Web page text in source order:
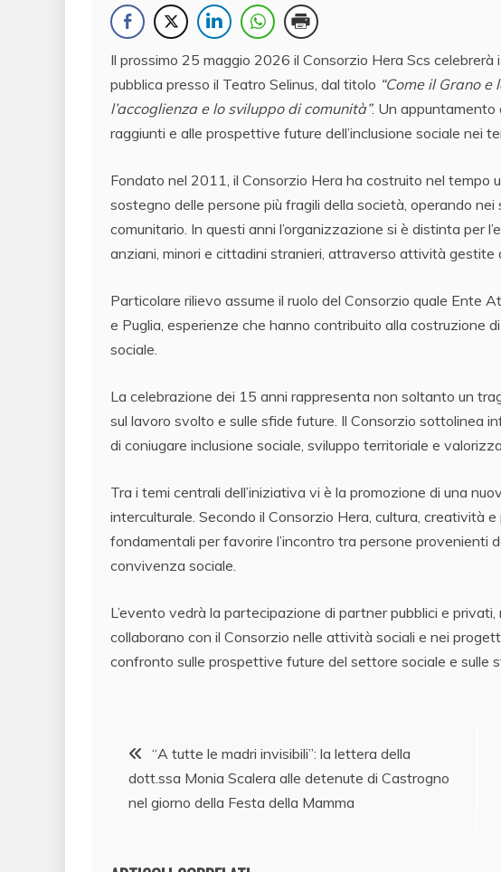
Il prossimo 25 maggio 2026 il Consorzio Hera Scs
pubblica presso il Teatro Selinus, dal titolo “Come il Grano
l’accoglienza e lo sviluppo di comunità”. Un appuntamento
raggiunti e alle prospettive future dell’inclusione sociale nei
Fondato nel 2011, il Consorzio Hera ha costruito nel tempo
sostegno delle persone più fragili della società, operando nei
comunitario. In questi anni l’organizzazione si è distinta per
anziani, minori e cittadini stranieri, attraverso attività
Particolare rilievo assume il ruolo del Consorzio quale Ente
e Puglia, esperienze che hanno contribuito alla costruzione
sociale.
La celebrazione dei 15 anni rappresenta non soltanto un
sul lavoro svolto e sulle sfide future. Il Consorzio sottolinea
di coniugare inclusione sociale, sviluppo territoriale e
Tra i temi centrali dell’iniziativa vi è la promozione di una
interculturale. Secondo il Consorzio Hera, cultura, creatività
fondamentali per favorire l’incontro tra persone provenienti
convivenza sociale.
L’evento vedrà la partecipazione di partner pubblici e
collaborano con il Consorzio nelle attività sociali e nei
confronto sulle prospettive future del settore sociale e sulle
Navigazione
articoli
“A tutte le madri invisibili”: la lettera della
dott.ssa Monia Scalera alle detenute di Castrogno
nel giorno della Festa della Mamma